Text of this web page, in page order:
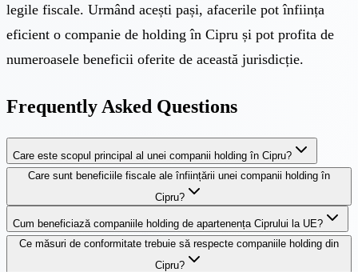
legile fiscale. Urmând acești pași, afacerile pot înființa
eficient o companie de holding în Cipru și pot profita de
numeroasele beneficii oferite de această jurisdicție.
Frequently Asked Questions
Care este scopul principal al unei companii holding în Cipru?
Care sunt beneficiile fiscale ale înființării unei companii holding în
Cipru?
Cum beneficiază companiile holding de apartenența Ciprului la UE?
Ce măsuri de conformitate trebuie să respecte companiile holding din
Cipru?